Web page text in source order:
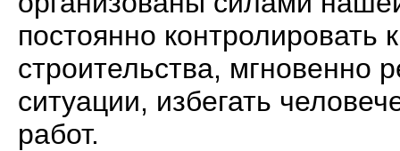
постоянно контролировать
строительства, мгновенно
ситуации, избегать
работ.